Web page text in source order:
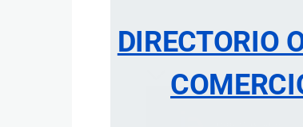
DIRECTORIO